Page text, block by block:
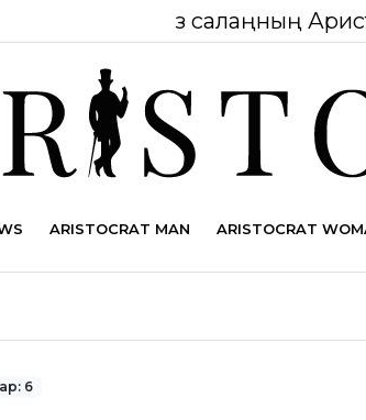
Өз салаңның
ARISTOCRAT MAN ARISTOCRAT
6